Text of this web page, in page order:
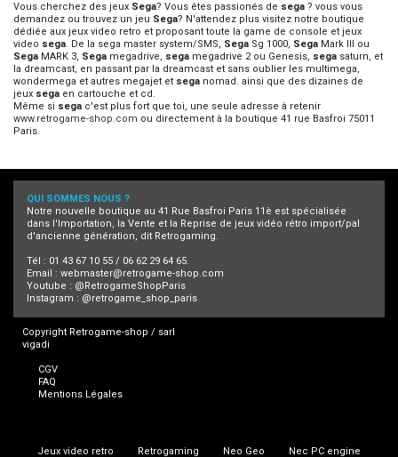
Vous cherchez des jeux Sega? Vous êtes passionés de sega ? vous vous
demandez ou trouvez un jeu Sega? N'attendez plus visitez notre boutique
dédiée aux jeux video retro et proposant toute la game de console et jeux
video sega. De la sega master system/SMS, Sega Sg 1000, Sega Mark III ou
Sega MARK 3, Sega megadrive, sega megadrive 2 ou Genesis, sega saturn, et
la dreamcast, en passant par la dreamcast et sans oublier les multimega,
wondermega et autres megajet et sega nomad. ainsi que des dizaines de
jeux sega en cartouche et cd.
Même si sega c'est plus fort que toi, une seule adresse à retenir
www.retrogame-shop.com ou directement à la boutique 41 rue Basfroi 75011
Paris.
QUI SOMMES NOUS ?
Notre nouvelle boutique au 41 Rue Basfroi Paris 11è est spécialisée
dans l'Importation, la Vente et la Reprise de jeux vidéo rétro import/pal
d'ancienne génération, dit Retrogaming.
Tél : 01 43 67 10 55 / 06 62 29 64 65.
Email : webmaster@retrogame-shop.com
Youtube : @RetrogameShopParis
Instagram : @retrogame_shop_paris
Copyright Retrogame-shop / sarl
vigadi
CGV
FAQ
Mentions Légales
Jeux video retro Retrogaming Neo Geo Nec PC engine